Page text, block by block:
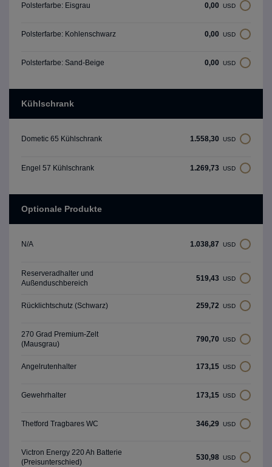
Polsterfarbe: Eisgrau 0,00 USD
Polsterfarbe: Kohlenschwarz 0,00 USD
Polsterfarbe: Sand-Beige 0,00 USD
Kühlschrank
Dometic 65 Kühlschrank 1.558,30 USD
Engel 57 Kühlschrank 1.269,73 USD
Optionale Produkte
N/A 1.038,87 USD
Reserveradhalter und
Außenduschbereich
519,43 USD
Rücklichtschutz (Schwarz) 259,72 USD
270 Grad Premium-Zelt
(Mausgrau)
790,70 USD
Angelrutenhalter 173,15 USD
Gewehrhalter 173,15 USD
Thetford Tragbares WC 346,29 USD
Victron Energy 220 Ah Batterie
(Preisunterschied)
530,98 USD